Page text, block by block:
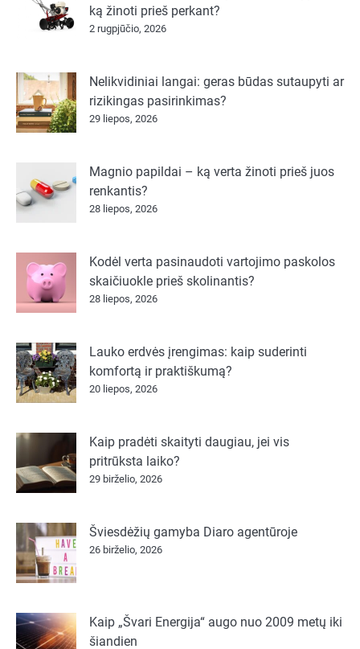
ką žinoti prieš perkant?
2 rugpjūčio, 2026
Nelikvidiniai langai: geras būdas sutaupyti ar
rizikingas pasirinkimas?
29 liepos, 2026
Magnio papildai – ką verta žinoti prieš juos
renkantis?
28 liepos, 2026
Kodėl verta pasinaudoti vartojimo paskolos
skaičiuokle prieš skolinantis?
28 liepos, 2026
Lauko erdvės įrengimas: kaip suderinti
komfortą ir praktiškumą?
20 liepos, 2026
Kaip pradėti skaityti daugiau, jei vis
pritrūksta laiko?
29 birželio, 2026
Šviesdėžių gamyba Diaro agentūroje
26 birželio, 2026
Kaip „Švari Energija“ augo nuo 2009 metų iki
šiandien